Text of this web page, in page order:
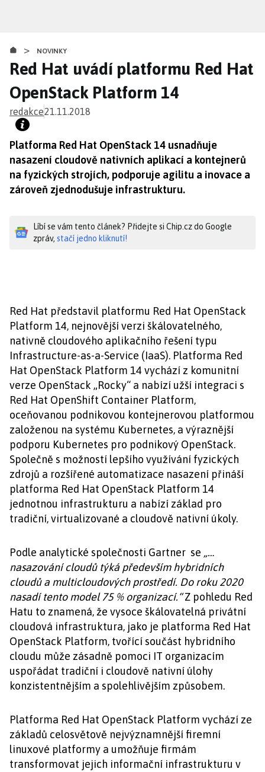
obsahu
> NOVINKY
Red Hat uvádí platformu Red Hat
OpenStack Platform 14
redakce21.11.2018
Platforma Red Hat OpenStack 14 usnadňuje
nasazení cloudově nativních aplikací a kontejnerů
na fyzických strojích, podporuje agilitu a inovace a
zároveň zjednodušuje infrastrukturu.
Líbí se vám tento článek? Přidejte si Chip.cz do Google
zpráv, stačí jedno kliknutí!
Red Hat představil platformu Red Hat OpenStack
Platform 14, nejnovější verzi škálovatelného,
nativně cloudového aplikačního řešení typu
Infrastructure-as-a-Service (IaaS). Platforma Red
Hat OpenStack Platform 14 vychází z komunitní
verze OpenStack „Rocky“ a nabízí užší integraci s
Red Hat OpenShift Container Platform,
oceňovanou podnikovou kontejnerovou platformou
založenou na systému Kubernetes, a výraznější
podporu Kubernetes pro podnikový OpenStack.
Společně s možností lepšího využívání fyzických
zdrojů a rozšířené automatizace nasazení přináší
platforma Red Hat OpenStack Platform 14
jednotnou infrastrukturu a nabízí základ pro
tradiční, virtualizované a cloudově nativní úkoly.
Podle analytické společnosti Gartner se „…
nasazování cloudů týká především hybridních
cloudů a multicloudových prostředí. Do roku 2020
nasadí tento model 75 % organizací.“Z pohledu Red
Hatu to znamená, že vysoce škálovatelná privátní
cloudová infrastruktura, jako je platforma Red Hat
OpenStack Platform, tvořící součást hybridního
cloudu může zásadně pomoci IT organizacím
uspořádat tradiční i cloudově nativní úlohy
konzistentnějším a spolehlivějším způsobem.
Platforma Red Hat OpenStack Platform vychází ze
základů celosvětově nejvýznamnější firemní
linuxové platformy a umožňuje firmám
transformovat jejich informační infrastrukturu v